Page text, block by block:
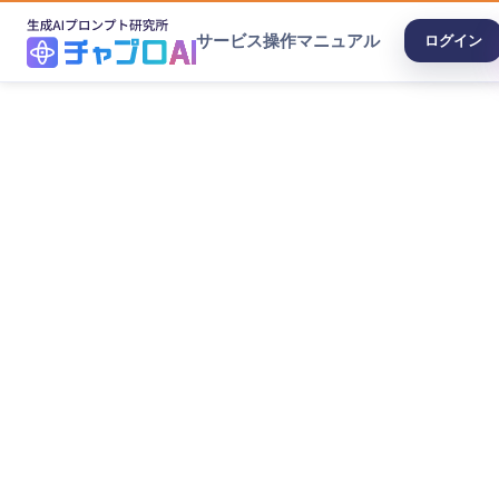
サービス操作マニュアル ログイン